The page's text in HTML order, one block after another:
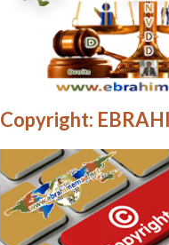
Copyright: